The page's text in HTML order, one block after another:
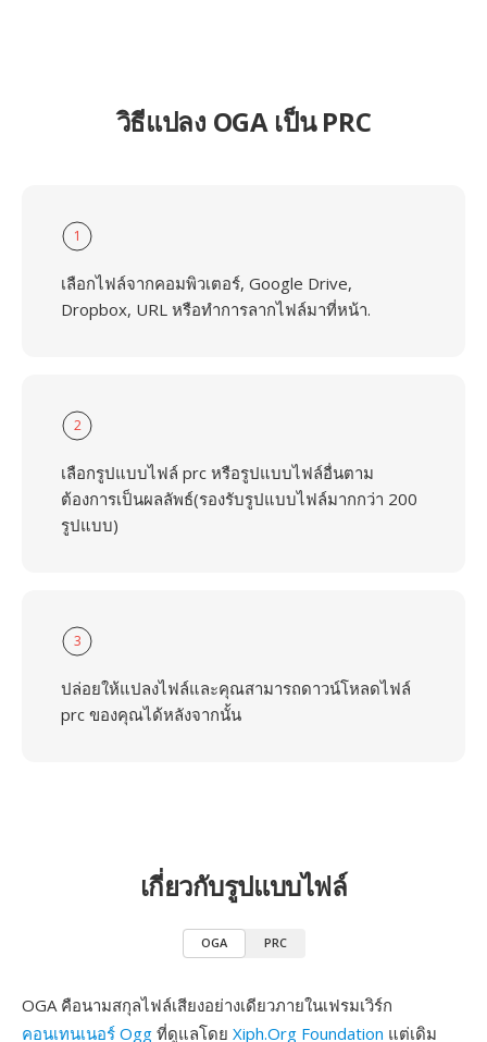
วิธีแปลง OGA เป็น PRC
1
เลือกไฟล์จากคอมพิวเตอร์, Google Drive,
Dropbox, URL หรือทำการลากไฟล์มาที่หน้า.
2
เลือกรูปแบบไฟล์ prc หรือรูปแบบไฟล์อื่นตาม
ต้องการเป็นผลลัพธ์(รองรับรูปแบบไฟล์มากกว่า 200
รูปแบบ)
3
ปล่อยให้แปลงไฟล์และคุณสามารถดาวน์โหลดไฟล์
prc ของคุณได้หลังจากนั้น
เกี่ยวกับรูปแบบไฟล์
OGA PRC
OGA คือนามสกุลไฟล์เสียงอย่างเดียวภายในเฟรมเวิร์ก
คอนเทนเนอร์ Ogg ที่ดูแลโดย Xiph.Org Foundation แต่เดิม